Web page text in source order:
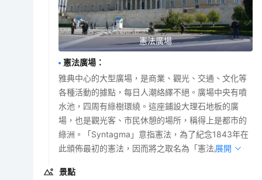
憲法廣場
憲法廣場 ：
雅典中心的大型廣場，是商業、觀光、交通、文化等
各種活動的據點，每日人潮絡繹不絕。廣場中央有噴
水池，四周有綠樹環繞。這座鋪設大理石地板的廣
場，也是觀光客、市民休憩的場所，稱得上是都市的
綠洲。「Syntagma」意指憲法，為了紀念1843年在
此頒佈最初的憲法，因而將之取名為「憲法廣場」。
展開
景點